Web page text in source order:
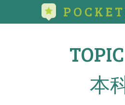
POCKET
本